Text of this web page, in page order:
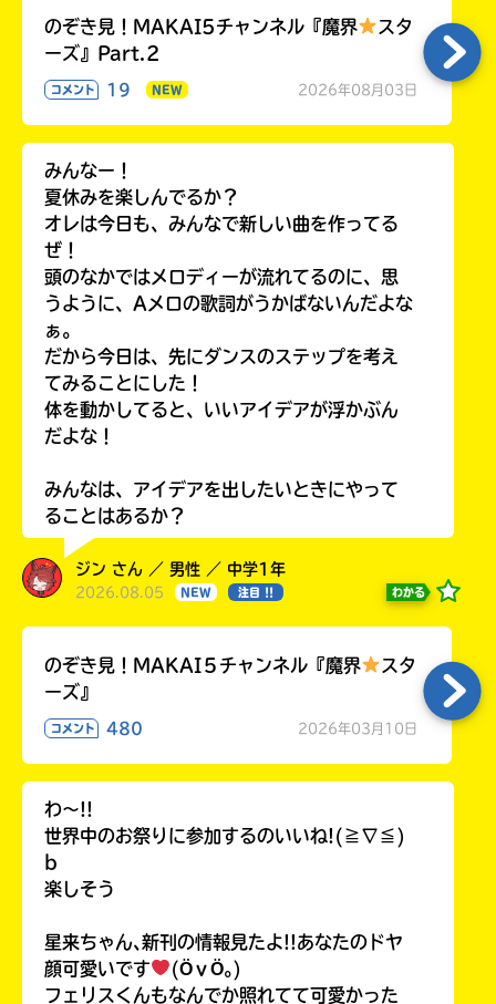
のぞき見！MAKAI5チャンネル『魔界
スタ
ーズ』Part.2
コメント 19 NEW 2026年08月03日
みんなー！
夏休みを楽しんでるか？
オレは今日も、みんなで新しい曲を作ってる
ぜ！
頭のなかではメロディーが流れてるのに、思
うように、Aメロの歌詞がうかばないんだよな
ぁ。
だから今日は、先にダンスのステップを考え
てみることにした！
体を動かしてると、いいアイデアが浮かぶん
だよな！
みんなは、アイデアを出したいときにやって
ることはあるか？
ジン さん ／ 男性 ／ 中学1年
2026.08.05 NEW 注目 !! わかる
のぞき見！MAKAI５チャンネル『魔界
スタ
ーズ』
コメント 480 2026年03月10日
わ〜!!
世界中のお祭りに参加するのいいね!(≧∇≦)
b
楽しそう
星来ちゃん､新刊の情報見たよ!!あなたのドヤ
顔可愛いです
(ӦｖӦ｡)
フェリスくんもなんでか照れてて可愛かった